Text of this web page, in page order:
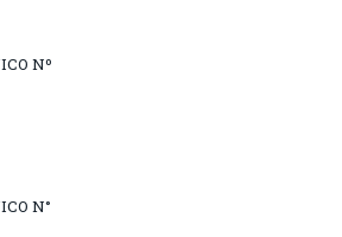
Nº
N°